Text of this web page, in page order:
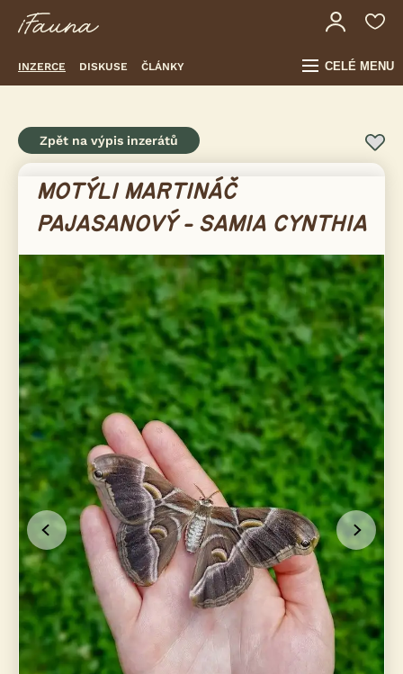
INZERCE DISKUSE ČLÁNKY CELÉ MENU
Zpět na výpis inzerátů
MOTÝLI MARTINÁČ
PAJASANOVÝ - SAMIA CYNTHIA